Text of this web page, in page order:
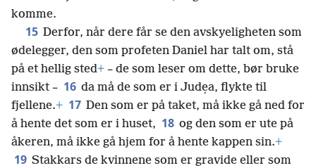
komme.
15 Derfor, når dere får se den avskyeligheten som
ødelegger, den som profeten Daniel har talt om, stå
på et hellig sted+ – de som leser om dette, bør bruke
innsikt – 16 da må de som er i Judẹa, flykte til
fjellene.+ 17 Den som er på taket, må ikke gå ned for
å hente det som er i huset, 18 og den som er ute på
åkeren, må ikke gå hjem for å hente kappen sin.+
19 Stakkars de kvinnene som er gravide eller som